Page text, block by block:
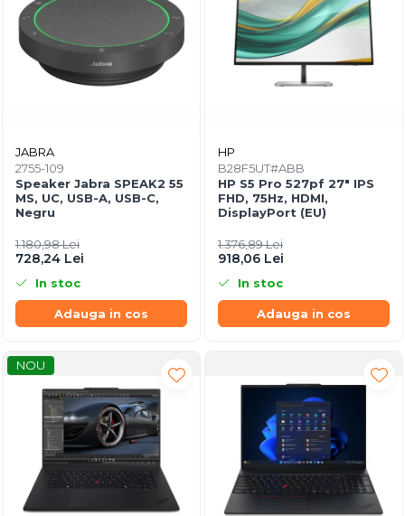
JABRA
2755-109
Speaker Jabra SPEAK2 55
MS, UC, USB-A, USB-C,
Negru
1.180,98 Lei
728,24 Lei
In stoc
Adauga in cos
HP
B28F5UT#ABB
HP S5 Pro 527pf 27" IPS
FHD, 75Hz, HDMI,
DisplayPort (EU)
1.376,89 Lei
918,06 Lei
In stoc
Adauga in cos
NOU